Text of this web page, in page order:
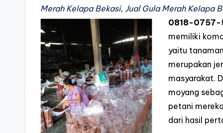
Merah Kelapa Bekasi, Jual Gula Merah Kelapa
0818-0757-
memiliki
yaitu
merupakan
masyarakat.
moyang
petani
dari hasil